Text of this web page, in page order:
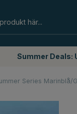
Summer Deals:
Series Marinblå/